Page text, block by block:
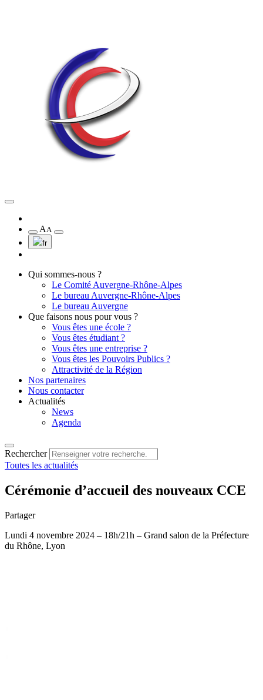
AA
fr
Qui sommes-nous ?
Le Comité Auvergne-Rhône-Alpes
Le bureau Auvergne-Rhône-Alpes
Le bureau Auvergne
Que faisons nous pour vous ?
Vous êtes une école ?
Vous êtes étudiant ?
Vous êtes une entreprise ?
Vous êtes les Pouvoirs Publics ?
Attractivité de la Région
Nos partenaires
Nous contacter
Actualités
News
Agenda
Rechercher
Toutes les actualités
Cérémonie d’accueil des nouveaux CCE
Partager
Lundi 4 novembre 2024 – 18h/21h – Grand salon de la Préfecture
du Rhône, Lyon